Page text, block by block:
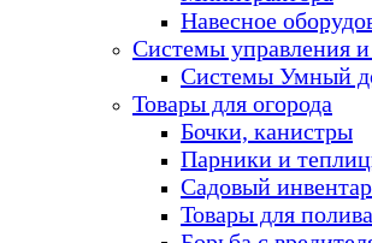
Навесное
Системы управления
Системы Умный
Товары для огорода
Бочки, канистры
Парники и
Садовый
Товары для полива